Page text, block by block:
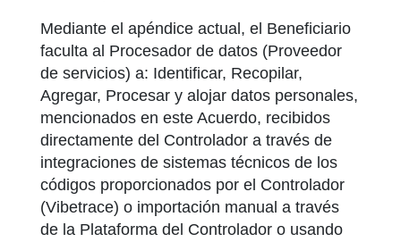
Mediante el apéndice actual, el Beneficiario
faculta al Procesador de datos (Proveedor
de servicios) a: Identificar, Recopilar,
Agregar, Procesar y alojar datos personales,
mencionados en este Acuerdo, recibidos
directamente del Controlador a través de
integraciones de sistemas técnicos de los
códigos proporcionados por el Controlador
(Vibetrace) o importación manual a través
de la Plataforma del Controlador o usando